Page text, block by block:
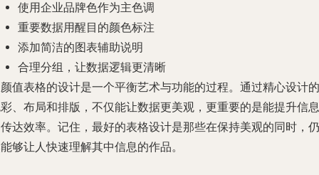
使用企业品牌色作为主色调
重要数据用醒目的颜色标注
添加简洁的图表辅助说明
合理分组，让数据逻辑更清晰
值表格的设计是一个平衡艺术与功能的过程。通过精心设计的
、布局和排版，不仅能让数据更美观，更重要的是能提升信息
达效率。记住，最好的表格设计是那些在保持美观的同时，仍
够让人快速理解其中信息的作品。